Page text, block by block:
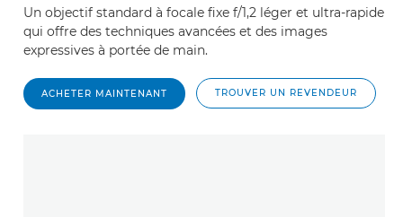
Un objectif standard à focale fixe f/1,2 léger et ultra-rapide
qui offre des techniques avancées et des images
expressives à portée de main.
ACHETER MAINTENANT TROUVER UN REVENDEUR